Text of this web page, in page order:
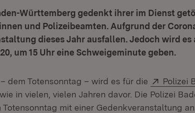
Württemberg gedenkt ihrer im Dienst
und Polizeibeamten. Aufgrund der
dieses Jahr ausfallen. Jedoch wird es
um 15 Uhr eine Schweigeminute geben.
– dem Totensonntag – wird es für die Extern:
Polizei
in vielen, vielen Jahren davor. Die Polizei
Totensonntag mit einer Gedenkveranstaltung